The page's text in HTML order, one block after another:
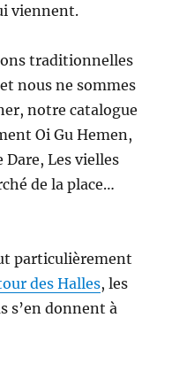
viennent.
traditionnelles
nous ne sommes
notre catalogue
Oi Gu Hemen,
Dare, Les vielles
de la place…
particulièrement
des Halles, les
s’en donnent à